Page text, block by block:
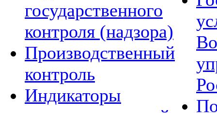
государственного
контроля (надзора)
Производственный
контроль
Индикаторы